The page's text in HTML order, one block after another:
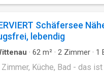
Pool. Dieser ist
möglich ist. Bereits
eine modernisierte
Grundlage. Die
Schäfersee
lebendig
· 62 m² · 2 Zimmer · 1
Küche, Bad - das